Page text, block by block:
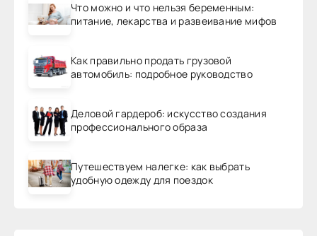
Что можно и что нельзя беременным:
питание, лекарства и развеивание мифов
Как правильно продать грузовой
автомобиль: подробное руководство
Деловой гардероб: искусство создания
профессионального образа
Путешествуем налегке: как выбрать
удобную одежду для поездок